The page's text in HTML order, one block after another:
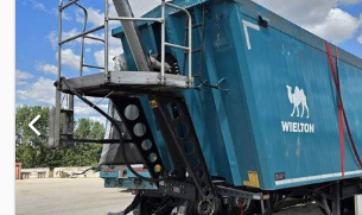
общая высота:3 710 мм, Оборудование:ABS,